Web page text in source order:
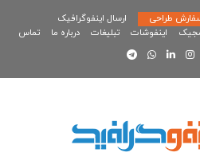
طراحی
ارسال اینفوگرافیک
اینفوشات تبلیغات درباره ما تماس